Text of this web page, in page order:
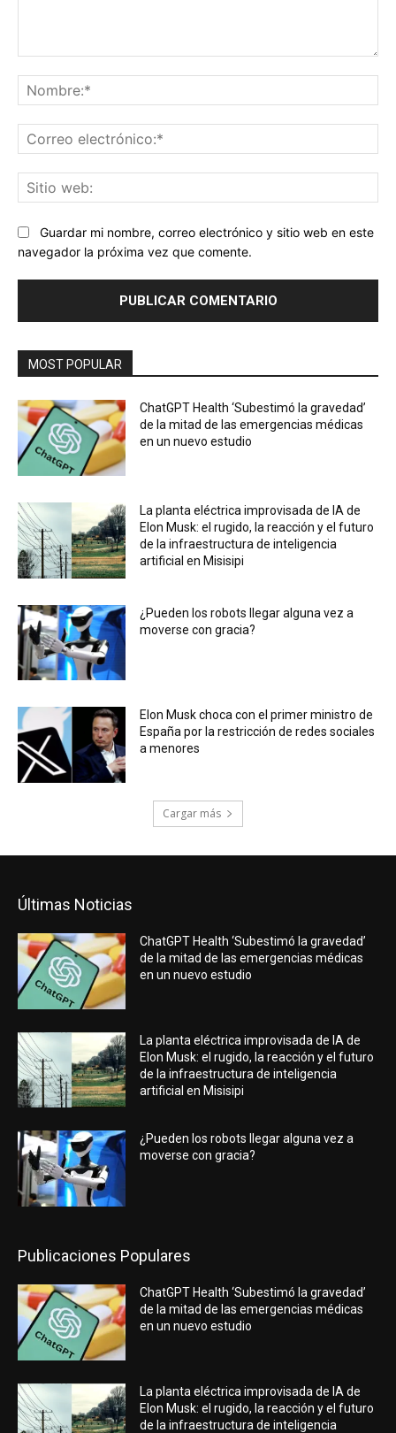
Guardar mi nombre, correo electrónico y sitio web en este
navegador la próxima vez que comente.
MOST POPULAR
ChatGPT Health ‘Subestimó la gravedad’
de la mitad de las emergencias médicas
en un nuevo estudio
La planta eléctrica improvisada de IA de
Elon Musk: el rugido, la reacción y el futuro
de la infraestructura de inteligencia
artificial en Misisipi
¿Pueden los robots llegar alguna vez a
moverse con gracia?
Elon Musk choca con el primer ministro de
España por la restricción de redes sociales
a menores
Cargar más
Últimas Noticias
ChatGPT Health ‘Subestimó la gravedad’
de la mitad de las emergencias médicas
en un nuevo estudio
La planta eléctrica improvisada de IA de
Elon Musk: el rugido, la reacción y el futuro
de la infraestructura de inteligencia
artificial en Misisipi
¿Pueden los robots llegar alguna vez a
moverse con gracia?
Publicaciones Populares
ChatGPT Health ‘Subestimó la gravedad’
de la mitad de las emergencias médicas
en un nuevo estudio
La planta eléctrica improvisada de IA de
Elon Musk: el rugido, la reacción y el futuro
de la infraestructura de inteligencia